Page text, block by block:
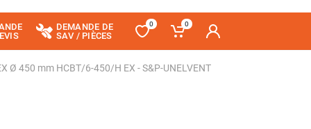
DEMANDE DE
SAV / PIÈCES
0 0
Ø 450 mm HCBT/6-450/H EX - S&P-UNELVENT